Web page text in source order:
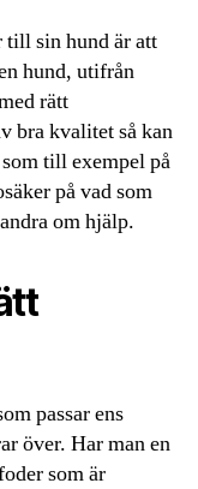
sin hund är att
hund, utifrån
rätt
bra kvalitet så kan
till exempel på
på vad som
om hjälp.
passar ens
över. Har man en
som är